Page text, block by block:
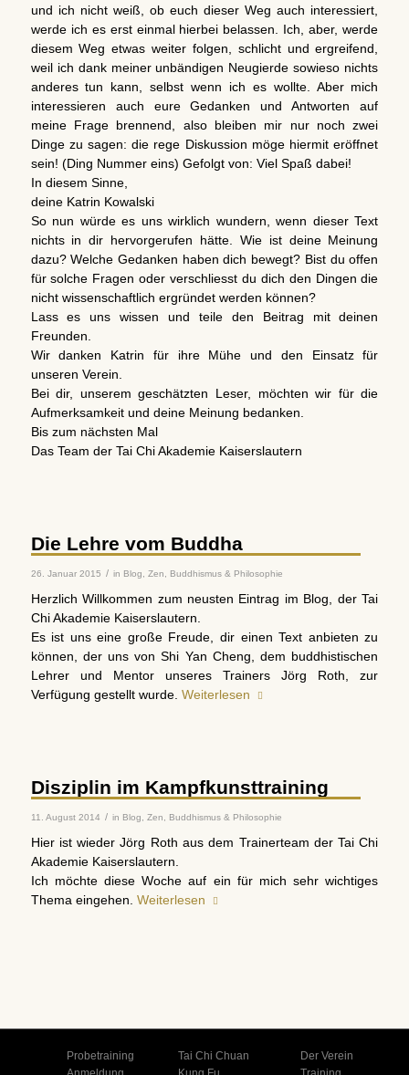
und ich nicht weiß, ob euch dieser Weg auch interessiert,
werde ich es erst einmal hierbei belassen. Ich, aber, werde
diesem Weg etwas weiter folgen, schlicht und ergreifend,
weil ich dank meiner unbändigen Neugierde sowieso nichts
anderes tun kann, selbst wenn ich es wollte. Aber mich
interessieren auch eure Gedanken und Antworten auf
meine Frage brennend, also bleiben mir nur noch zwei
Dinge zu sagen: die rege Diskussion möge hiermit eröffnet
sein! (Ding Nummer eins) Gefolgt von: Viel Spaß dabei!
In diesem Sinne,
deine Katrin Kowalski
So nun würde es uns wirklich wundern, wenn dieser Text
nichts in dir hervorgerufen hätte. Wie ist deine Meinung
dazu? Welche Gedanken haben dich bewegt? Bist du offen
für solche Fragen oder verschliesst du dich den Dingen die
nicht wissenschaftlich ergründet werden können?
Lass es uns wissen und teile den Beitrag mit deinen
Freunden.
Wir danken Katrin für ihre Mühe und den Einsatz für
unseren Verein.
Bei dir, unserem geschätzten Leser, möchten wir für die
Aufmerksamkeit und deine Meinung bedanken.
Bis zum nächsten Mal
Das Team der Tai Chi Akademie Kaiserslautern
Die Lehre vom Buddha
26. Januar 2015 / in Blog, Zen, Buddhismus & Philosophie
Herzlich Willkommen zum neusten Eintrag im Blog, der Tai
Chi Akademie Kaiserslautern.
Es ist uns eine große Freude, dir einen Text anbieten zu
können, der uns von Shi Yan Cheng, dem buddhistischen
Lehrer und Mentor unseres Trainers Jörg Roth, zur
Verfügung gestellt wurde. Weiterlesen
Disziplin im Kampfkunsttraining
11. August 2014 / in Blog, Zen, Buddhismus & Philosophie
Hier ist wieder Jörg Roth aus dem Trainerteam der Tai Chi
Akademie Kaiserslautern.
Ich möchte diese Woche auf ein für mich sehr wichtiges
Thema eingehen. Weiterlesen
Probetraining
Tai Chi Chuan
Der Verein